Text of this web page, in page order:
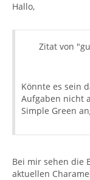
Hallo,
Zitat von
Könnte es sein
Aufgaben nicht
Simple Green
Bei mir sehen die
aktuellen